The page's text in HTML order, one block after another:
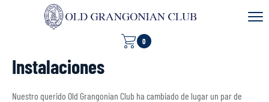
0
Instalaciones
Nuestro querido Old Grangonian Club ha cambiado de lugar un par de